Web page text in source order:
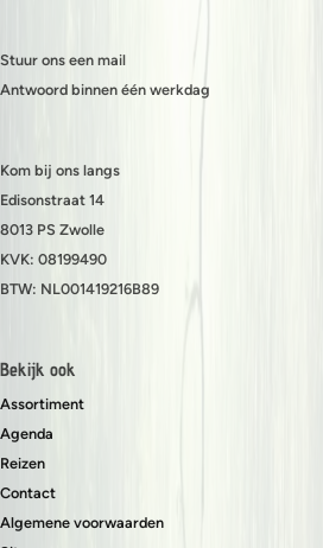
Stuur ons een mail
Antwoord binnen één werkdag
Kom bij ons langs
Edisonstraat 14
8013 PS Zwolle
KVK: 08199490
BTW: NL001419216B89
Bekijk ook
Assortiment
Agenda
Reizen
Contact
Algemene voorwaarden